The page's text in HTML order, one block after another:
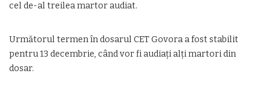
cel de-al treilea martor audiat.
Următorul termen în dosarul CET Govora a fost stabilit
pentru 13 decembrie, când vor fi audiați alți martori din
dosar.